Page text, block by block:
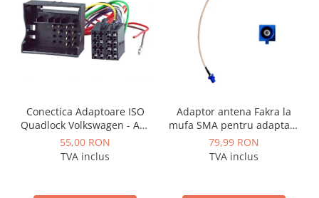
Conectica Adaptoare ISO
Quadlock Volkswagen - AD-
ISOVW
55,00 RON
TVA inclus
Adaptor antena Fakra la
mufa SMA pentru adaptare
antena gps originala la
sistem aftermarket - AD-
79,99 RON
TVA inclus